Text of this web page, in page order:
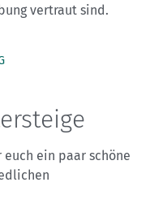
vertraut sind.
ein paar schöne